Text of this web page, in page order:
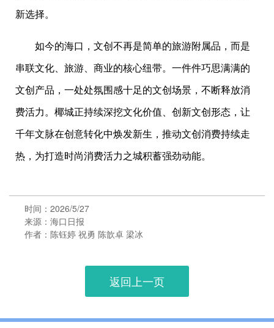
新选择。
如今的海口，文创不再是简单的旅游附属品，而是
串联文化、旅游、商业的核心纽带。一件件巧思满满的
文创产品，一处处氛围感十足的文创场景，不断释放消
费活力。椰城正持续深挖文化价值、创新文创形态，让
千年文脉在创意转化中焕发新生，推动文创消费持续走
热，为打造时尚消费活力之城积蓄强劲动能。
时间：2026/5/27
来源：海口日报
作者：陈钰婷 祝勇 陈歆卓 梁冰
返回上一页